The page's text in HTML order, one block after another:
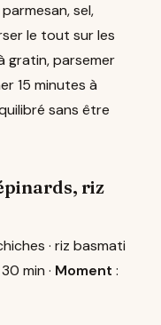
sel,
le tout sur les
gratin, parsemer
15 minutes à
sans être
riz
· riz basmati
min · Moment :